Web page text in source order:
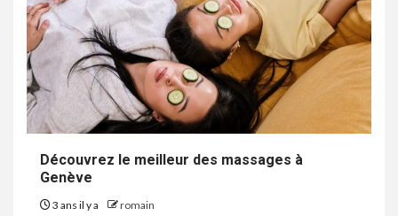
Découvrez le meilleur des massages à
Genève
3 ans il y a romain